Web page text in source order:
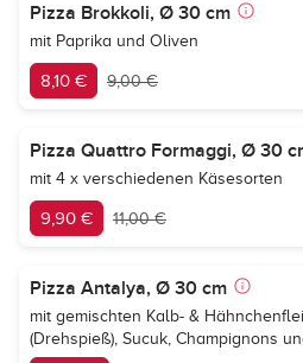
Pizza Brokkoli, Ø 30 cm
mit Paprika und Oliven
8,10 € 9,00 €
Pizza Quattro Formaggi, Ø 30
mit 4 x verschiedenen Käsesorten
9,90 € 11,00 €
Pizza Antalya, Ø 30 cm
mit gemischten Kalb- &
(Drehspieß), Sucuk, Champignons